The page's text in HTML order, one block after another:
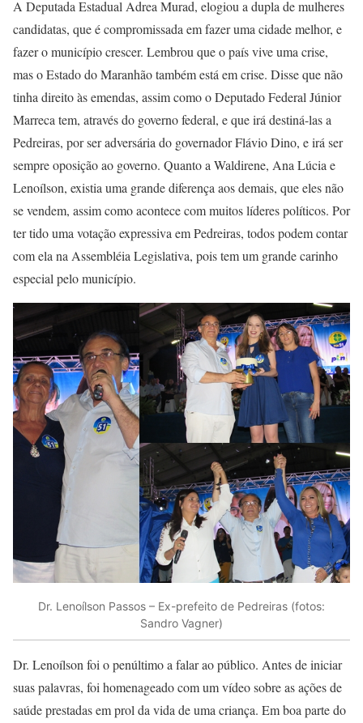
A Deputada Estadual Adrea Murad, elogiou a dupla de mulheres
candidatas, que é compromissada em fazer uma cidade melhor, e
fazer o município crescer. Lembrou que o país vive uma crise,
mas o Estado do Maranhão também está em crise. Disse que não
tinha direito às emendas, assim como o Deputado Federal Júnior
Marreca tem, através do governo federal, e que irá destiná-las a
Pedreiras, por ser adversária do governador Flávio Dino, e irá ser
sempre oposição ao governo. Quanto a Waldirene, Ana Lúcia e
Lenoílson, existia uma grande diferença aos demais, que eles não
se vendem, assim como acontece com muitos líderes políticos. Por
ter tido uma votação expressiva em Pedreiras, todos podem contar
com ela na Assembléia Legislativa, pois tem um grande carinho
especial pelo município.
Dr. Lenoílson Passos – Ex-prefeito de Pedreiras (fotos:
Sandro Vagner)
Dr. Lenoílson foi o penúltimo a falar ao público. Antes de iniciar
suas palavras, foi homenageado com um vídeo sobre as ações de
saúde prestadas em prol da vida de uma criança. Em boa parte do